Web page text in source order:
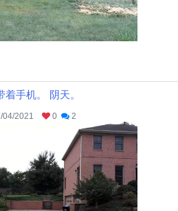
着手机。 阴天。
04/2021 0 2